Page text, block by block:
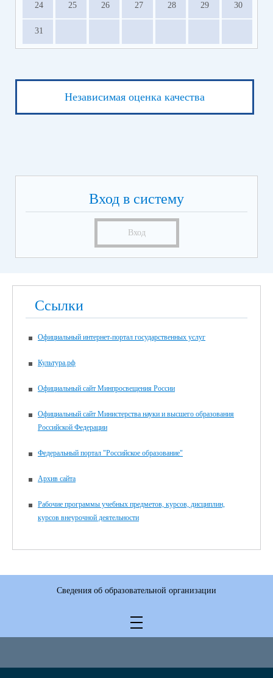
24 25 26 27 28 29 30
31
Независимая оценка качества
Вход в систему
Вход
Ссылки
Официальный интернет-портал государственных услуг
Культура.рф
Официальный сайт Минпросвещения России
Официальный сайт Министерства науки и высшего образования
Российской Федерации
Федеральный портал "Российское образование"
Архив сайта
Рабочие программы учебных предметов, курсов, дисциплин,
курсов внеурочной деятельности
Сведения об образовательной организации